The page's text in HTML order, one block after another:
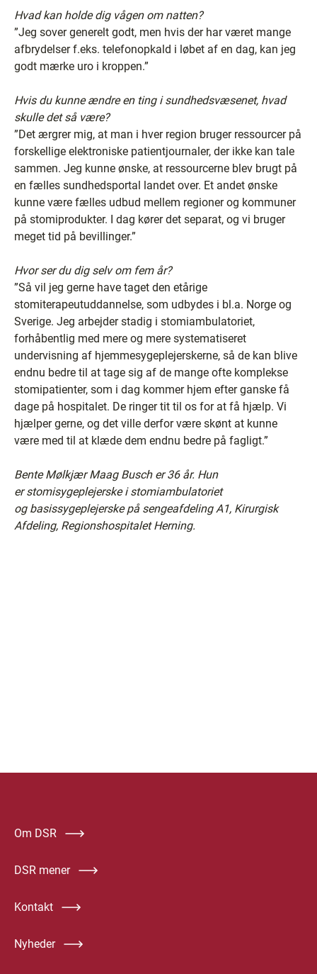
Hvad kan holde dig vågen om natten?
”Jeg sover generelt godt, men hvis der har været mange
afbrydelser f.eks. telefonopkald i løbet af en dag, kan jeg
godt mærke uro i kroppen.”
Hvis du kunne ændre en ting i sundhedsvæsenet, hvad
skulle det så være?
”Det ærgrer mig, at man i hver region bruger ressourcer på
forskellige elektroniske patientjournaler, der ikke kan tale
sammen. Jeg kunne ønske, at ressourcerne blev brugt på
en fælles sundhedsportal landet over. Et andet ønske
kunne være fælles udbud mellem regioner og kommuner
på stomiprodukter. I dag kører det separat, og vi bruger
meget tid på bevillinger.”
Hvor ser du dig selv om fem år?
”Så vil jeg gerne have taget den etårige
stomiterapeutuddannelse, som udbydes i bl.a. Norge og
Sverige. Jeg arbejder stadig i stomiambulatoriet,
forhåbentlig med mere og mere systematiseret
undervisning af hjemmesygeplejerskerne, så de kan blive
endnu bedre til at tage sig af de mange ofte komplekse
stomipatienter, som i dag kommer hjem efter ganske få
dage på hospitalet. De ringer tit til os for at få hjælp. Vi
hjælper gerne, og det ville derfor være skønt at kunne
være med til at klæde dem endnu bedre på fagligt.”
Bente Mølkjær Maag Busch er 36 år. Hun
er stomisygeplejerske i stomiambulatoriet
og basissygeplejerske på sengeafdeling A1, Kirurgisk
Afdeling, Regionshospitalet Herning.
Om DSR
DSR mener
Kontakt
Nyheder